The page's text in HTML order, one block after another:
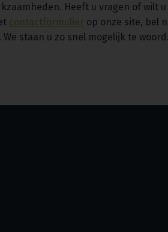
Heeft u vragen of wilt
contactformulier op onze site, bel
. We staan u zo snel mogelijk te woord.